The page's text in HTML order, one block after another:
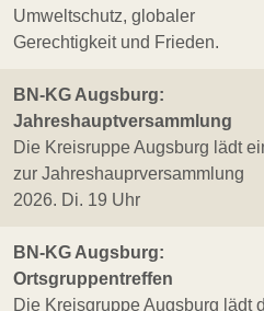
Umweltschutz, globaler
Gerechtigkeit und Frieden.
BN-KG Augsburg:
Jahreshauptversammlung
Die Kreisruppe Augsburg lädt
zur Jahreshauprversammlung
2026. Di. 19 Uhr
BN-KG Augsburg:
Ortsgruppentreffen
Die Kreisgruppe Augsburg lädt